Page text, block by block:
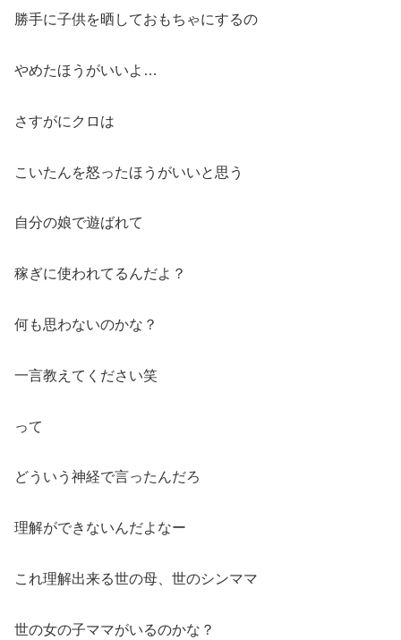
勝手に子供を晒しておもちゃにするの
やめたほうがいいよ…
さすがにクロは
こいたんを怒ったほうがいいと思う
自分の娘で遊ばれて
稼ぎに使われてるんだよ？
何も思わないのかな？
一言教えてください笑
って
どういう神経で言ったんだろ
理解ができないんだよなー
これ理解出来る世の母、世のシンママ
世の女の子ママがいるのかな？